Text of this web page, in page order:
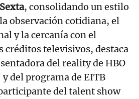
, consolidando un estilo
observación cotidiana, el
y la cercanía con el
créditos televisivos, destaca
del reality de HBO
del programa de EITB
del talent show